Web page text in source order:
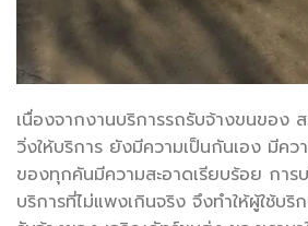
เนื่องจากงานบริการรถรับจ้างขนของ ส
วิ่งให้บริการ ยังมีความเป็นกันเอง มีคว
ของทุกคันมีความสะอาดเรียบร้อย การ
บริการที่ไม่แพงเกินจริง จึงทำให้ผู้ใช้บริ